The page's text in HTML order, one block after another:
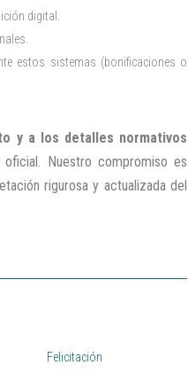
digital.
estos sistemas (bonificaciones o
y a los detalles normativos
Nuestro compromiso es
rigurosa y actualizada del
Felicitación